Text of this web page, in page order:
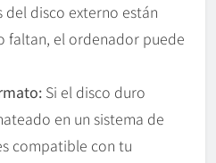
disco externo están
faltan, el ordenador puede
Si el disco duro
en un sistema de
compatible con tu